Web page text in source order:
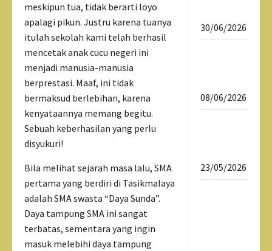
meskipun tua, tidak berarti loyo
apalagi pikun. Justru karena tuanya
itulah sekolah kami telah berhasil
mencetak anak cucu negeri ini
menjadi manusia-manusia
berprestasi. Maaf, ini tidak
bermaksud berlebihan, karena
kenyataannya memang begitu.
Sebuah keberhasilan yang perlu
disyukuri!
Bila melihat sejarah masa lalu, SMA
pertama yang berdiri di Tasikmalaya
adalah SMA swasta “Daya Sunda”.
Daya tampung SMA ini sangat
terbatas, sementara yang ingin
masuk melebihi daya tampung
30/06/2026
08/06/2026
23/05/2026